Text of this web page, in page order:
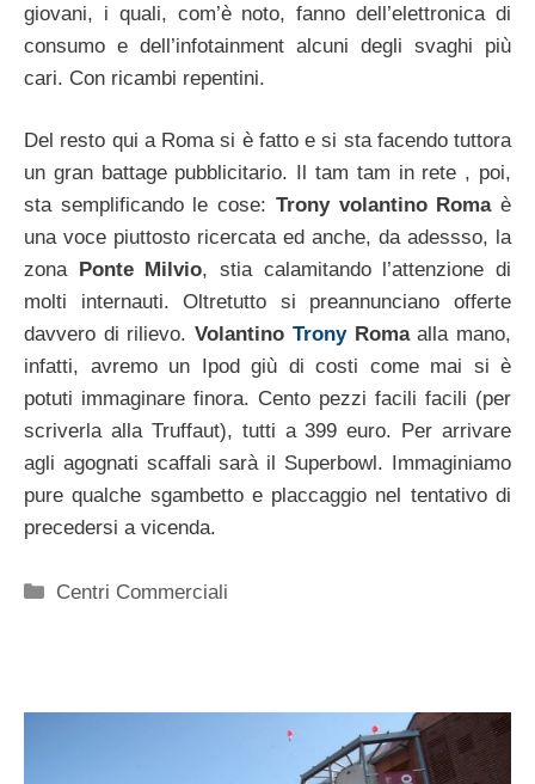
giovani, i quali, com’è noto, fanno dell’elettronica di
consumo e dell’infotainment alcuni degli svaghi più
cari. Con ricambi repentini.
Del resto qui a Roma si è fatto e si sta facendo tuttora
un gran battage pubblicitario. Il tam tam in rete , poi,
sta semplificando le cose: Trony volantino Romaè
una voce piuttosto ricercata ed anche, da adessso, la
zona
Ponte Milvio, stia calamitando l’attenzione di
molti internauti. Oltretutto si preannunciano offerte
davvero di rilievo.Volantino TronyRomaalla mano,
infatti, avremo un Ipod giù di costi come mai si è
potuti immaginare finora. Cento pezzi facili facili (per
scriverla alla Truffaut), tutti a 399 euro. Per arrivare
agli agognati scaffali sarà il Superbowl. Immaginiamo
pure qualche sgambetto e placcaggio nel tentativo di
precedersi a vicenda.
Categorie
Centri Commerciali